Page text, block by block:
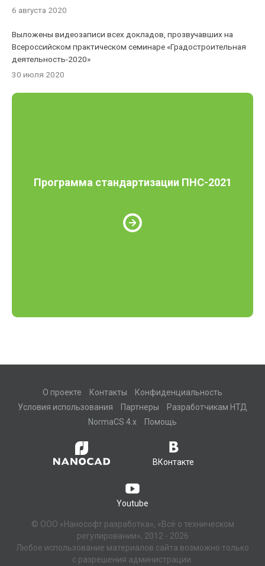
6 августа 2020
Выложены видеозаписи всех докладов, прозвучавших на
Всероссийском практическом семинаре «Градостроительная
деятельность-2020»
30 июля 2020
Программа стандартизации ПНС-2021
О проекте Контакты
Конфиденциальность
Условия использования
Партнеры
Разработчикам НТД
NormaCS 4.x
Помощь
ВКонтакте
Youtube
© ООО «Нанософт разработка», «Всё о техническом
регулировании», 2012 - 2026
Любое использование материалов сайта возможно только
с разрешения администрации.